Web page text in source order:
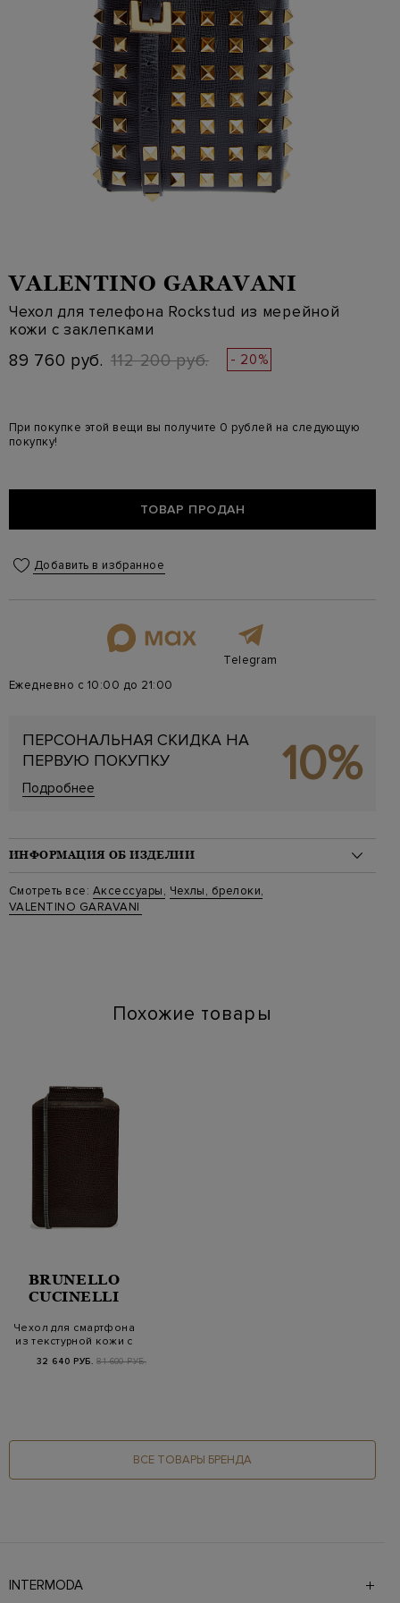
VALENTINO GARAVANI
Чехол для телефона Rockstud из мерейной
кожи с заклепками
89 760 руб. 112 200 руб. - 20%
При покупке этой вещи вы получите 0 рублей на следующую
покупку!
ТОВАР ПРОДАН
Добавить в избранное
Telegram
Ежедневно с 10:00 до 21:00
ПЕРСОНАЛЬНАЯ СКИДКА НА
ПЕРВУЮ ПОКУПКУ
Подробнее 10%
ИНФОРМАЦИЯ ОБ ИЗДЕЛИИ
Материал: кожа 100%
Стиль: Чехлы для телефонов
Цвет: Черный
Смотреть все: Аксессуары, Чехлы, брелоки,
VALENTINO GARAVANI
Похожие товары
BRUNELLO
CUCINELLI
Чехол для смартфона
из текстурной кожи с
32 640 РУБ. 81 600 РУБ.
ВСЕ ТОВАРЫ БРЕНДА
INTERMODA